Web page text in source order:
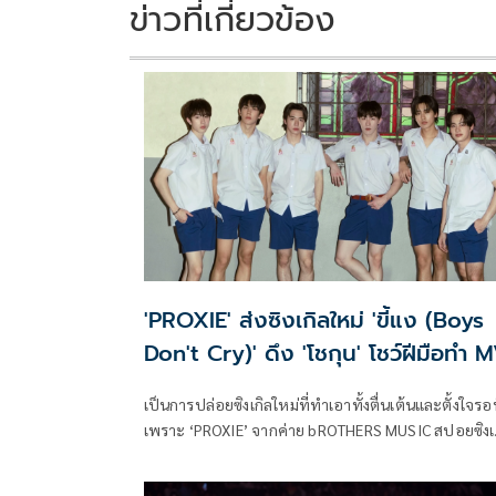
k k
ข่าวที่เกี่ยวข้อง
'PROXIE' ส่งซิงเกิลใหม่ 'ขี้แง (Boys
Don't Cry)' ดึง 'โชกุน' โชว์ฝีมือทำ
เป็นการปล่อยซิงเกิลใหม่ที่ทำเอาทั้งตื่นเต้นและตั้งใจร
เพราะ ‘PROXIE’ จากค่าย bROTHERS MUSIC สปอยซิงเ
ฮุคที่ปล่อยออกมาให้ได้ฟัง แถมยังร้องและเต้นโชว์เบา ๆ